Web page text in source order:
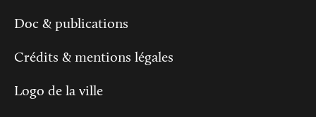
Doc & publications
Crédits & mentions légales
Logo de la ville